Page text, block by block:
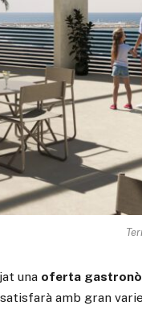
una oferta
amb gran